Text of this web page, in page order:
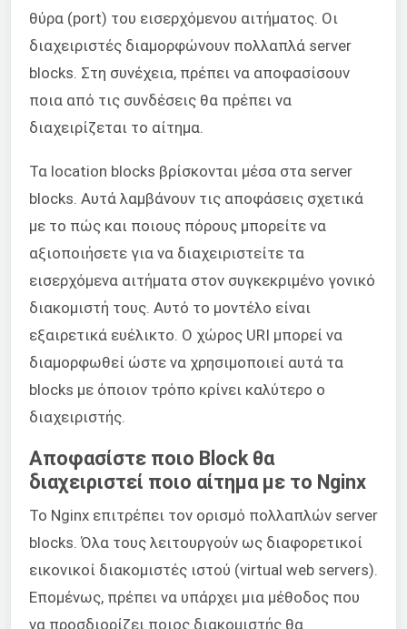
θύρα (port) του εισερχόμενου αιτήματος. Οι
διαχειριστές διαμορφώνουν πολλαπλά server
blocks. Στη συνέχεια, πρέπει να αποφασίσουν
ποια από τις συνδέσεις θα πρέπει να
διαχειρίζεται το αίτημα.
Τα location blocks βρίσκονται μέσα στα server
blocks. Αυτά λαμβάνουν τις αποφάσεις σχετικά
με το πώς και ποιους πόρους μπορείτε να
αξιοποιήσετε για να διαχειριστείτε τα
εισερχόμενα αιτήματα στον συγκεκριμένο γονικό
διακομιστή τους. Αυτό το μοντέλο είναι
εξαιρετικά ευέλικτο. Ο χώρος URI μπορεί να
διαμορφωθεί ώστε να χρησιμοποιεί αυτά τα
blocks με όποιον τρόπο κρίνει καλύτερο ο
διαχειριστής.
Αποφασίστε ποιο Block θα
διαχειριστεί ποιο αίτημα με το Nginx
Το Nginx επιτρέπει τον ορισμό πολλαπλών server
blocks. Όλα τους λειτουργούν ως διαφορετικοί
εικονικοί διακομιστές ιστού (virtual web servers).
Επομένως, πρέπει να υπάρχει μια μέθοδος που
να προσδιορίζει ποιος διακομιστής θα